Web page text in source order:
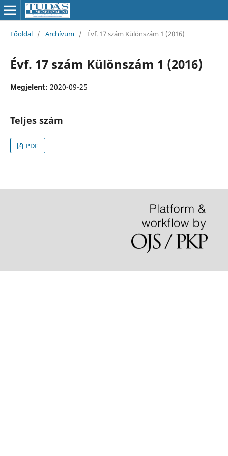
Főoldal / Archívum / Évf. 17 szám Különszám 1 (2016)
Évf. 17 szám Különszám 1 (2016)
Megjelent: 2020-09-25
Teljes szám
PDF